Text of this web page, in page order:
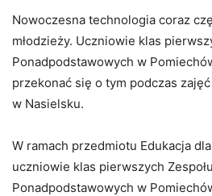
Nowoczesna technologia coraz
młodzieży. Uczniowie klas
Ponadpodstawowych w
przekonać się o tym podczas
w Nasielsku.
W ramach przedmiotu Edukacja
uczniowie klas pierwszych
Ponadpodstawowych w